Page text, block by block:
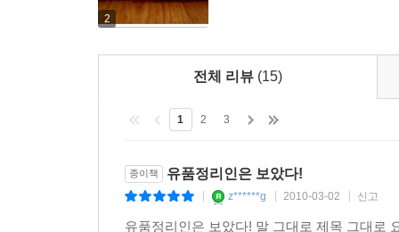
2
전체 리뷰 (15)
1 2 3
종이책 유품정리인은 보았다!
z******g 2010-03-02 신고
유품정리인은 보았다! 말 그대로 제목 그대로